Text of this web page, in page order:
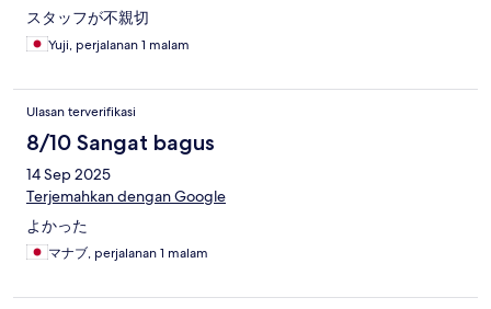
スタッフが不親切
Yuji, perjalanan 1 malam
Ulasan terverifikasi
8/10 Sangat bagus
14 Sep 2025
Terjemahkan dengan Google
よかった
マナブ, perjalanan 1 malam